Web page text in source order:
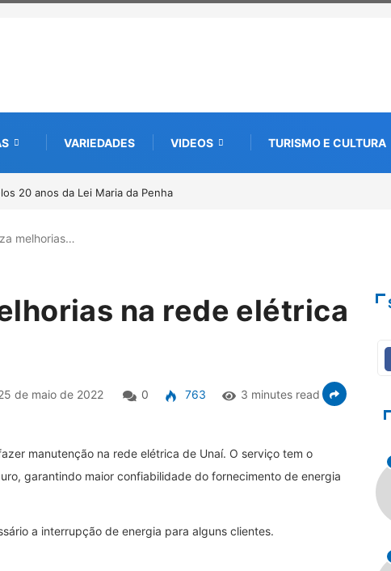
VARIEDADES VIDEOS TURISMO E CULTURA
CUTUCAR abre nova edição e semeia o futuro
melhorias…
na rede elétrica
de maio de 2022 0 763 3 minutes read
manutenção na rede elétrica de Unaí. O serviço tem o
garantindo maior confiabilidade do fornecimento de energia
a interrupção de energia para alguns clientes.